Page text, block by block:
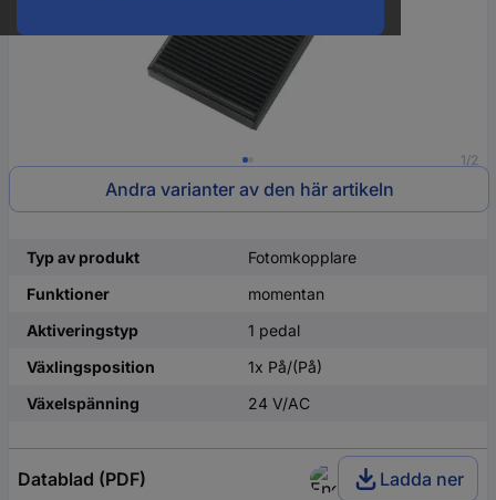
1/2
Andra varianter av den här artikeln
Typ av produkt
Fotomkopplare
Funktioner
momentan
Aktiveringstyp
1 pedal
Växlingsposition
1x På/(På)
Växelspänning
24 V/AC
Datablad (PDF) Ladda ner